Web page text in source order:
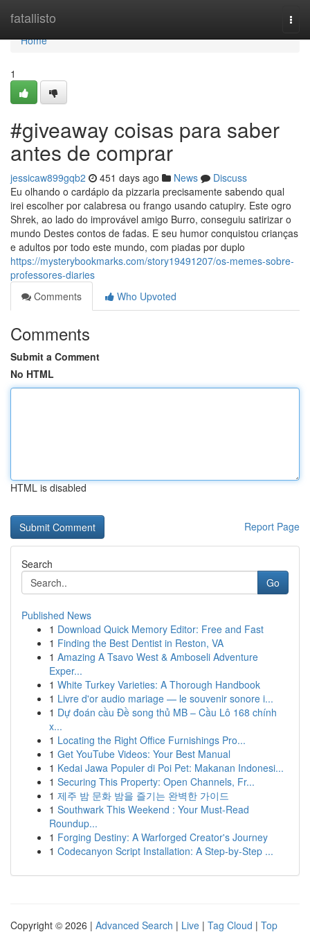
fatallisto
Home
Home
1
#giveaway coisas para saber
antes de comprar
jessicaw899gqb2 451 days ago News
Discuss
Eu olhando o cardápio da pizzaria precisamente sabendo qual
irei escolher por calabresa ou frango usando catupiry. Este ogro
Shrek, ao lado do improvável amigo Burro, conseguiu satirizar o
mundo Destes contos de fadas. E seu humor conquistou crianças
e adultos por todo este mundo, com piadas por duplo
https://mysterybookmarks.com/story19491207/os-memes-sobre-
professores-diaries
Comments
Who Upvoted
Comments
Submit a Comment
No HTML
HTML is disabled
Report Page
Search
Go
Published News
1 Download Quick Memory Editor: Free and Fast
1 Finding the Best Dentist in Reston, VA
1 Amazing A Tsavo West & Amboseli Adventure
Exper...
1 White Turkey Varieties: A Thorough Handbook
1 Livre d'or audio mariage — le souvenir sonore i...
1 Dự đoán cầu Đề song thủ MB – Cầu Lô 168 chính
x...
1 Locating the Right Office Furnishings Pro...
1 Get YouTube Videos: Your Best Manual
1 Kedai Jawa Populer di Poi Pet: Makanan Indonesi...
1 Securing This Property: Open Channels, Fr...
1 제주 밤 문화 밤을 즐기는 완벽한 가이드
1 Southwark This Weekend : Your Must-Read
Roundup...
1 Forging Destiny: A Warforged Creator's Journey
1 Codecanyon Script Installation: A Step-by-Step ...
Copyright © 2026 | Advanced Search | Live | Tag Cloud | Top